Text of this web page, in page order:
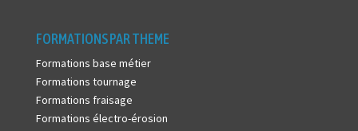
FORMATIONS PAR THEME
Formations base métier
Formations tournage
Formations fraisage
Formations électro-érosion